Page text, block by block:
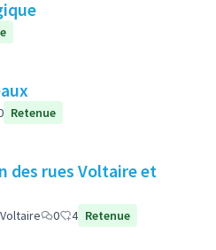
Retenue
des rues Voltaire et
0 4 Retenue